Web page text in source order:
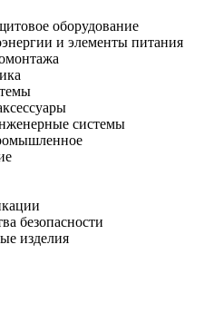
оборудование
и элементы питания
системы
безопасности
изделия